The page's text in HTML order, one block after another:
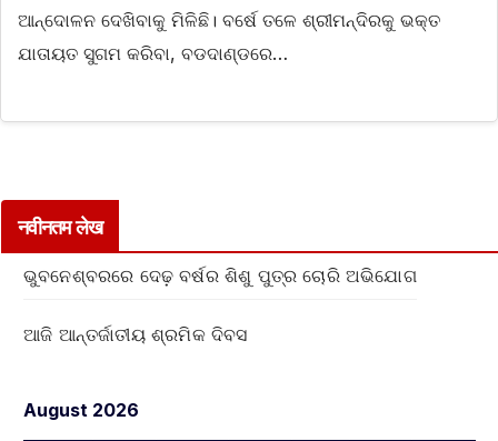
ଆନ୍ଦୋଳନ ଦେଖିବାକୁ ମିଳିଛି। ବର୍ଷେ ତଳେ ଶ୍ରୀମନ୍ଦିରକୁ ଭକ୍ତ
ଯାତାୟତ ସୁଗମ କରିବା, ବଡଦାଣ୍ଡରେ…
नवीनतम लेख
ଭୁବନେଶ୍ବରରେ ଦେଢ଼ ବର୍ଷର ଶିଶୁ ପୁତ୍ର ଚୋରି ଅଭିଯୋଗ
ଆଜି ଆନ୍ତର୍ଜାତୀୟ ଶ୍ରମିକ ଦିବସ
August 2026